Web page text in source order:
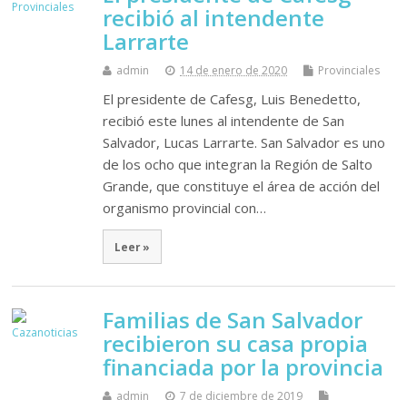
recibió al intendente
Larrarte
admin 14 de enero de 2020 Provinciales
El presidente de Cafesg, Luis Benedetto,
recibió este lunes al intendente de San
Salvador, Lucas Larrarte. San Salvador es uno
de los ocho que integran la Región de Salto
Grande, que constituye el área de acción del
organismo provincial con…
Leer »
Familias de San Salvador
recibieron su casa propia
financiada por la provincia
admin
7 de diciembre de 2019